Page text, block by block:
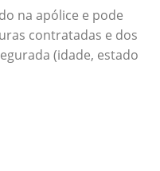
na apólice e pode
contratadas e dos
(idade, estado